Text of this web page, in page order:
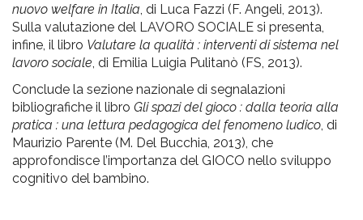
nuovo welfare in Italia, di Luca Fazzi (F. Angeli, 2013).
Sulla valutazione del LAVORO SOCIALE si presenta,
infine, il libro Valutare la qualità : interventi di sistema nel
lavoro sociale, di Emilia Luigia Pulitanò (FS, 2013).
Conclude la sezione nazionale di segnalazioni
bibliografiche il libro Gli spazi del gioco : dalla teoria alla
pratica : una lettura pedagogica del fenomeno ludico, di
Maurizio Parente (M. Del Bucchia, 2013), che
approfondisce l’importanza del GIOCO nello sviluppo
cognitivo del bambino.